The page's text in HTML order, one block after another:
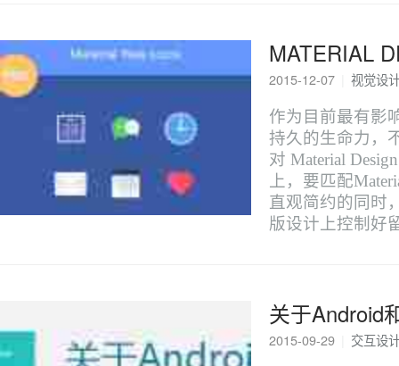
MATERIAL
2015-12-07
视觉设
作为目前最有影
持久的生命力，
对 Material
上，要匹配
直观简约的同时
版设计上控制好
关于Android
2015-09-29
交互设